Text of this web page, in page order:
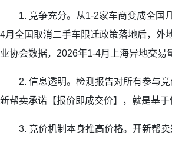
1. 竞争充分。从1-2家车商变成全国
4月全国取消二手车限迁政策落地后，外
业协会数据，2026年1-4月上海异地交
2. 信息透明。检测报告对所有参与竞
新帮卖承诺【报价即成交价】，就是基于
3. 竞价机制本身推高价格。开新帮卖